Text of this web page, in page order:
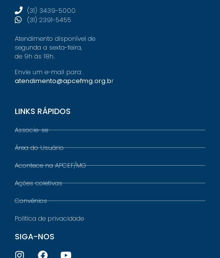
(31) 3439-5000
(31) 2391-5455
Atendimento disponível de
segunda a sexta-feira,
de 9h às 18h.
Envie um e-mail para:
atendimento@apcefmg.org.br
LINKS RÁPIDOS
Associe-se
Área do Usuário
Acontece na APCEF/MG
Ações coletivas
Convênios
Política de privacidade
SIGA-NOS